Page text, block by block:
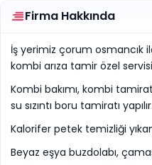
Firma Hakkında
İş yerimiz çorum osmancık
kombi arıza tamir özel
Kombi bakımı, kombi
su sızıntı boru tamiratı yapılır.
Kalorifer petek temizliği
Beyaz eşya buzdolabı,